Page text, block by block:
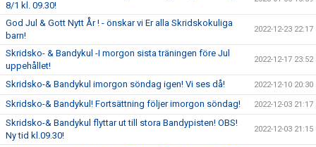
8/1 kl. 09.30!
God Jul & Gott Nytt År ! - önskar vi Er alla Skridskokuliga
barn!
2022-12-23 22:17
Skridsko- & Bandykul -I morgon sista träningen före Jul
uppehållet!
2022-12-17 23:52
Skridsko-& Bandykul imorgon söndag igen! Vi ses då! 2022-12-10 20:30
Skridsko-& Bandykul! Fortsättning följer imorgon söndag! 2022-12-03 21:17
Skridsko-& Bandykul flyttar ut till stora Bandypisten! OBS!
Ny tid kl.09.30!
2022-12-03 21:15